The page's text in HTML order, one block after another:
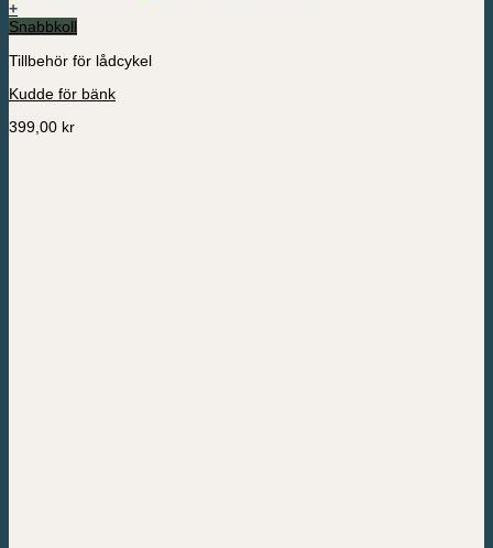
+
Snabbkoll
Tillbehör för lådcykel
Kudde för bänk
399,00 kr